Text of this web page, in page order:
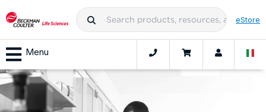
eStore
Menu